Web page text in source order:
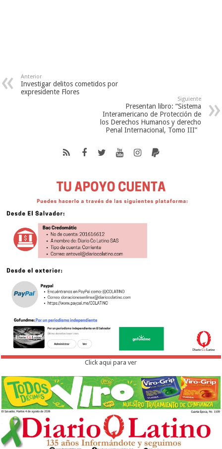
Anterior
Investigar delitos cometidos por
expresidente Flores
Siguiente
Presentan libro: “Sistema
Interamericano de Protección de
los Derechos Humanos y derecho
Penal Internacional, Tomo III”
Click aqui para ver